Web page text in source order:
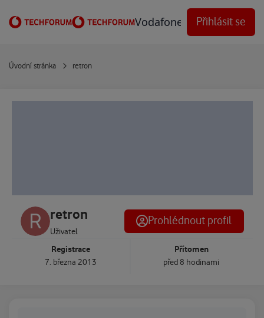
Vodafone Techforum
Přihlásit se
Úvodní stránka retron
retron
Uživatel
Registrace
7. března 2013
Přítomen
před 8 hodinami
Prohlédnout profil